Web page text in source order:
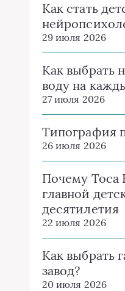
Как стать
29 июля 2026
Как выбрать
воду на
27 июля 2026
Типография
26 июля 2026
Почему Toca
главной
десятилетия
22 июля 2026
Как выбрать
завод?
20 июля 2026